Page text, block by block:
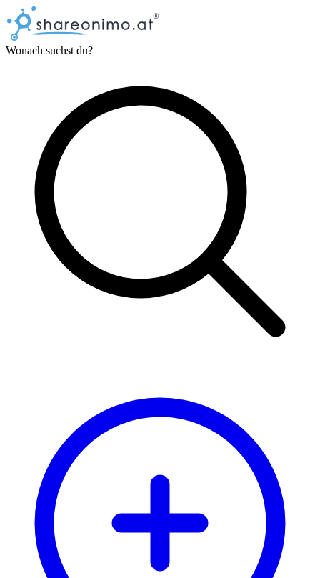
Wonach suchst du?